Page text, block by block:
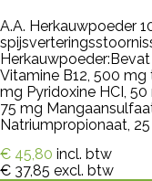
A.A. Herkauwpoeder
Vitamine B12, 500 mg
mg Pyridoxine HCI,
75 mg
Natriumpropionaat, 25
€ 45,80 incl. btw
€ 37,85 excl. btw